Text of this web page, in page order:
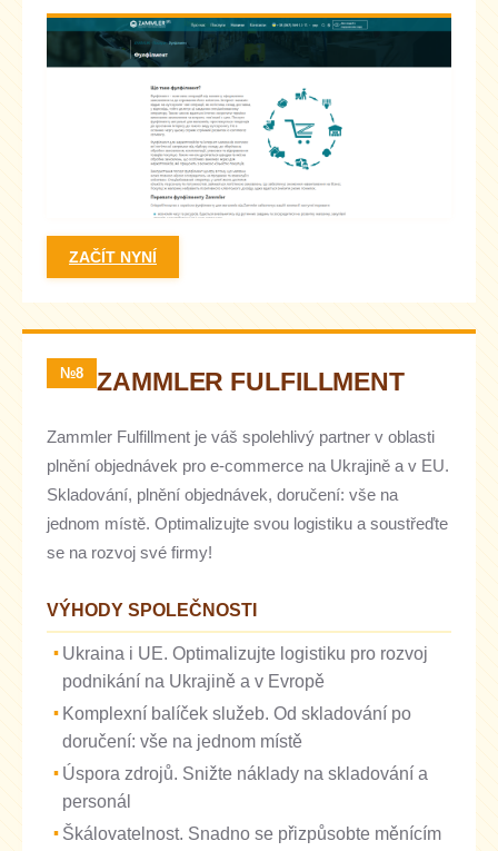
ZAČÍT NYNÍ
№8 ZAMMLER FULFILLMENT
Zammler Fulfillment je váš spolehlivý partner v oblasti
plnění objednávek pro e-commerce na Ukrajině a v EU.
Skladování, plnění objednávek, doručení: vše na
jednom místě. Optimalizujte svou logistiku a soustřeďte
se na rozvoj své firmy!
VÝHODY SPOLEČNOSTI
Ukraina i UE. Optimalizujte logistiku pro rozvoj
podnikání na Ukrajině a v Evropě
Komplexní balíček služeb. Od skladování po
doručení: vše na jednom místě
Úspora zdrojů. Snižte náklady na skladování a
personál
Škálovatelnost. Snadno se přizpůsobte měnícím